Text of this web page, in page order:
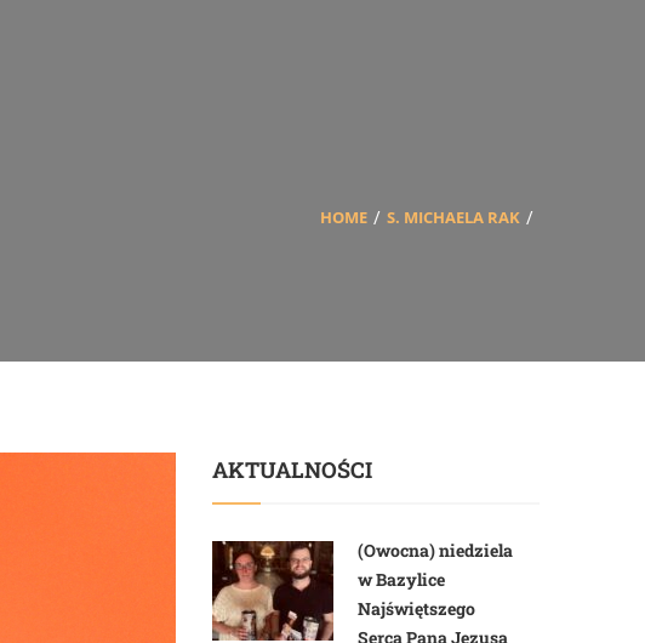
HOME S. MICHAELA RAK
AKTUALNOŚCI
(Owocna) niedziela
w Bazylice
Najświętszego
Serca Pana Jezusa